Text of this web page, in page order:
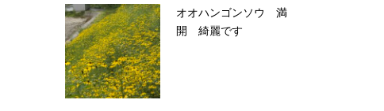
オオハンゴンソウ 満
開 綺麗です